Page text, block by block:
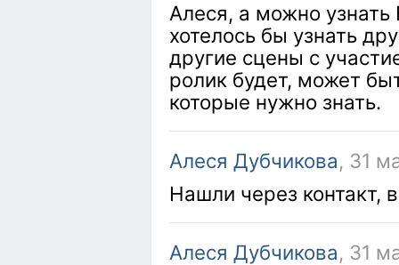
Алеся, а можно
хотелось бы узнать
другие сцены с
ролик будет, может
которые нужно знать.
Алеся Дубчикова, 31
Нашли через контакт,
Алеся Дубчикова, 31